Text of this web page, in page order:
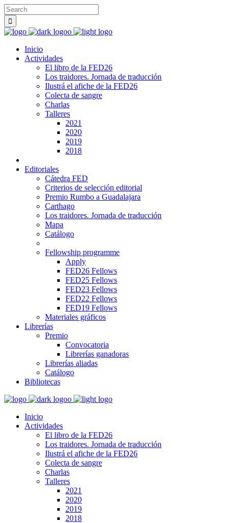
Inicio
Actividades
El libro de la FED26
Los traidores. Jornada de traducción
Ilustrá el afiche de la FED26
Colecta de sangre
Charlas
Talleres
2021
2020
2019
2018
Editoriales
Cátedra FED
Criterios de selección editorial
Premio Rumbo a Guadalajara
Carthago
Los traidores. Jornada de traducción
Mapa
Catálogo
Fellowship programme
Apply
FED26 Fellows
FED25 Fellows
FED23 Fellows
FED22 Fellows
FED19 Fellows
Materiales gráficos
Librerías
Premio
Convocatoria
Librerías ganadoras
Librerías aliadas
Catálogo
Bibliotecas
Inicio
Actividades
El libro de la FED26
Los traidores. Jornada de traducción
Ilustrá el afiche de la FED26
Colecta de sangre
Charlas
Talleres
2021
2020
2019
2018